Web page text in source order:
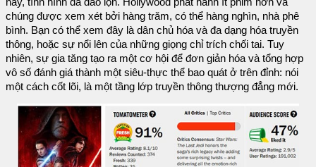
chúng được xem xét bởi hàng trăm, có thể hàng nghìn, nhà phê
bình. Bạn có thể xem đây là dân chủ hóa và đa dạng hóa truyền
thông, hoặc sự nổi lên của những giọng chỉ trích chối tai. Tuy
nhiên, sự gia tăng tạo ra một cơ hội để đơn giản hóa và tổng hợp
vô số đánh giá thành một siêu-thực thể bao quát ở trên đỉnh: nói
một cách cốt lõi, là một tầng lớp truyền thông thượng đẳng mới.